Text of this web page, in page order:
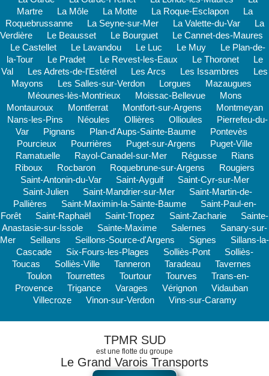
Martre
La Môle La Motte La Roque-Esclapon
La
Roquebrussanne
La Seyne-sur-Mer La Valette-du-Var
La
Verdière
Le Beausset Le Bourguet
Le Cannet-des-Maures
Le Castellet
Le Lavandou Le Luc Le Muy
Le Plan-de-
la-Tour
Le Pradet Le Revest-les-Eaux Le Thoronet
Le
Val
Les Adrets-de-l'Estérel Les Arcs Les Issambres
Les
Mayons
Les Salles-sur-Verdon Lorgues
Mazaugues
Méounes-lès-Montrieux
Moissac-Bellevue
Mons
Montauroux
Montferrat Montfort-sur-Argens
Montmeyan
Nans-les-Pins
Néoules Ollières Ollioules
Pierrefeu-du-
Var
Pignans Plan-d'Aups-Sainte-Baume
Pontevès
Pourcieux
Pourrières Puget-sur-Argens
Puget-Ville
Ramatuelle
Rayol-Canadel-sur-Mer Régusse
Rians
Riboux
Rocbaron Roquebrune-sur-Argens
Rougiers
Saint-Antonin-du-Var
Saint-Aygulf
Saint-Cyr-sur-Mer
Saint-Julien
Saint-Mandrier-sur-Mer
Saint-Martin-de-
Pallières
Saint-Maximin-la-Sainte-Baume
Saint-Paul-en-
Forêt
Saint-Raphaël Saint-Tropez Saint-Zacharie
Sainte-
Anastasie-sur-Issole
Sainte-Maxime Salernes
Sanary-sur-
Mer
Seillans Seillons-Source-d'Argens Signes
Sillans-la-
Cascade
Six-Fours-les-Plages Solliès-Pont
Solliès-
Toucas
Solliès-Ville Tanneron Taradeau
Tavernes
Toulon
Tourrettes Tourtour Tourves
Trans-en-
Provence
Trigance Varages Vérignon
Vidauban
Villecroze
Vinon-sur-Verdon Vins-sur-Caramy
TPMR SUD
est une flotte du groupe
Le Grand Varois Transports